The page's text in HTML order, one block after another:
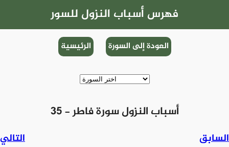
فهرس أسباب النزول للسور
الرئيسية العودة إلى السورة
35 - أسباب النزول سورة فاطر
التالي السابق